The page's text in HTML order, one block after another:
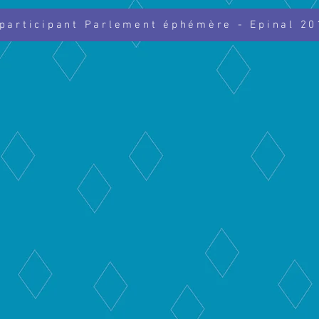
Parlement éphémère - Epinal